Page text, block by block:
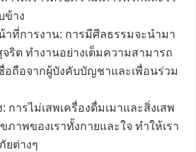
ข้าง
าที่การงาน: การมีศีลธรรมจะนำมา
ริต ทำงานอย่างเต็มความสามารถ
อถือจากผู้บังคับบัญชาและเพื่อนร่วม
การไม่เสพเครื่องดื่มเมาและสิ่งเสพ
ภาพของเราทั้งกายและใจ ทำให้เรา
ยต่างๆ